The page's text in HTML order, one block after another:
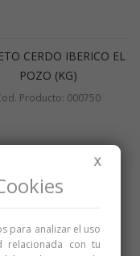
CERDO IBERICO EL
POZO (KG)
Producto: 000750
X
para analizar el uso
relacionada con tu